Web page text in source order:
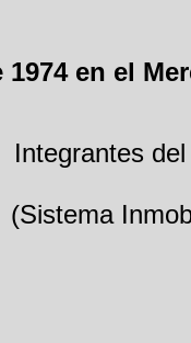
1974 en el
Integrantes
(Sistema